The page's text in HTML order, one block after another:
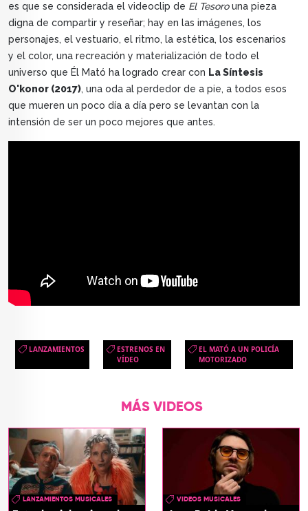
es que se considerada el videoclip de El Tesorouna pieza
digna de compartir y reseñar; hay en las imágenes, los
personajes, el vestuario, el ritmo, la estética, los escenarios
y el color, una recreación y materialización de todo el
universo que Él Mató ha logrado crear con La Síntesis
O'konor (2017), una oda al perdedor de a pie, a todos esos
que mueren un poco día a día pero se levantan con la
intensión de ser un poco mejores que antes.
LANZAMIENTOS
ESTRENOS EN
VÍDEO
EL MATÓ A UN POLICÍA
MOTORIZADO
MÁS VIDEOS
LANZAMIENTOS MUSICALES VIDEOS MUSICALES